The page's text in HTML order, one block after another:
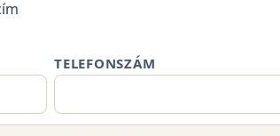
TELEFONSZÁM